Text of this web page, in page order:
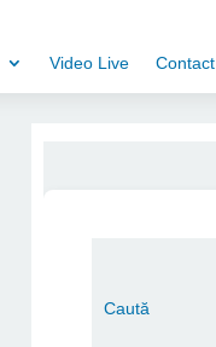
Video Live Contact